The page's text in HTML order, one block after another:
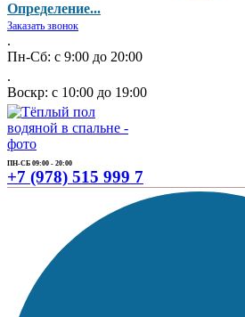
Определение...
Заказать звонок
.
Пн-Сб: с 9:00 до 20:00
.
Воскр: с 10:00 до 19:00
ПН-СБ 09:00 - 20:00
+7 (978) 515 999 7